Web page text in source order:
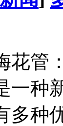
花管
一种
多种